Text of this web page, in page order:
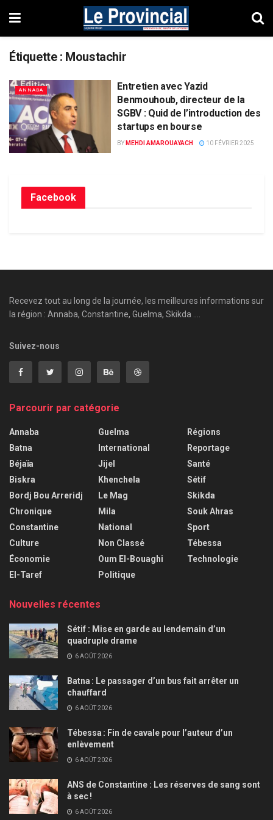
Étiquette : Moustachir
ANNABA
Entretien avec Yazid
Benmouhoub, directeur de la
SGBV : Quid de l’introduction des
startups en bourse
BY MEHDI AMAROUAYACH 10 FÉVRIER 2025
Facebook
Recevez tout au long de la journée, les meilleures informations sur
la région : Annaba, Constantine, Guelma, Skikda ....
Suivez-nous
Parcourir par catégorie
Annaba
Batna
Béjaïa
Biskra
Bordj Bou Arreridj
Chronique
Constantine
Culture
Économie
El-Taref
Guelma
International
Jijel
Khenchela
Le Mag
Mila
National
Non Classé
Oum El-Bouaghi
Politique
Régions
Reportage
Santé
Sétif
Skikda
Souk Ahras
Sport
Tébessa
Technologie
Nouvelles récentes
Sétif : Mise en garde au lendemain d’un
quadruple drame
6 AOÛT 2026
Batna : Le passager d’un bus fait arrêter un
chauffard
6 AOÛT 2026
Tébessa : Fin de cavale pour l’auteur d’un
enlèvement
6 AOÛT 2026
ANS de Constantine : Les réserves de sang sont
à sec !
6 AOÛT 2026